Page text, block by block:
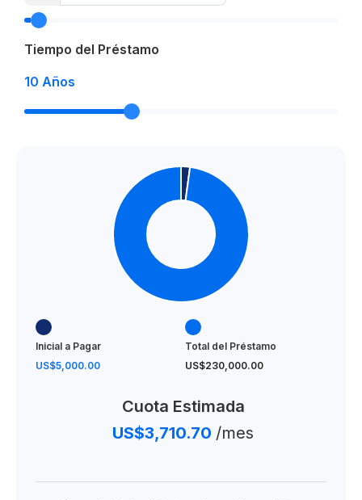
Tiempo del Préstamo
10 Años
Inicial a Pagar
US$5,000.00
Total del Préstamo
US$230,000.00
Cuota Estimada
US$3,710.70 /mes